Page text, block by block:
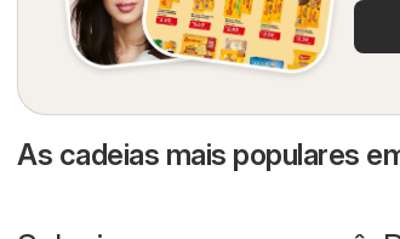
As cadeias mais populares